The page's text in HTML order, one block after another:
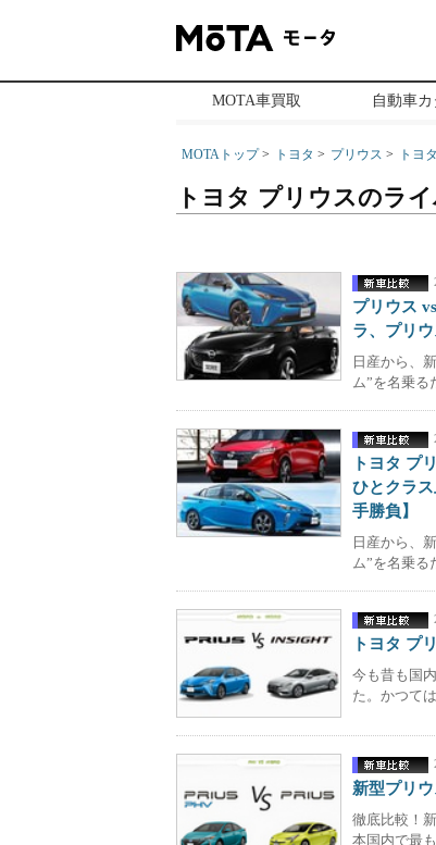
MOTA車買取 自動車
MOTAトップ トヨタ プリウス トヨ
トヨタ プリウスのラ
プリウス
ラ、プリ
日産から、
ム”を名乗る
トヨタ プ
ひとクラ
手勝負】
日産から、
ム”を名乗る
トヨタ プ
今も昔も国
た。かつて
新型プリ
徹底比較！
本国内で最